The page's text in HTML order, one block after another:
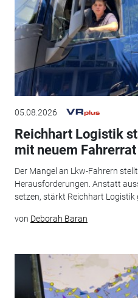
05.08.2026
Reichhart Logistik
mit neuem Fahrerrat
Der Mangel an Lkw-Fahrern
Herausforderungen. Anstatt
setzen, stärkt Reichhart Logistik
von Deborah Baran